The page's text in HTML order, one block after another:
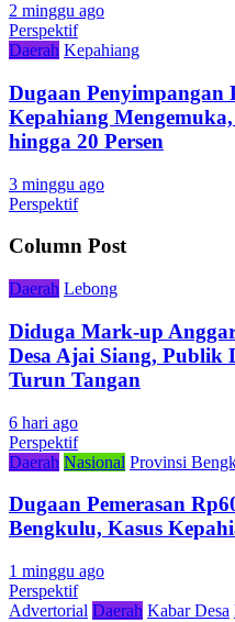
2 minggu ago
Perspektif
Daerah Kepahiang
Dugaan Penyimpangan
Kepahiang
hingga 20 Persen
3 minggu ago
Perspektif
Column Post
Daerah Lebong
Diduga Mark-up
Desa Ajai Siang, Publik
Turun Tangan
6 hari ago
Perspektif
Daerah Nasional Provinsi
Dugaan Pemerasan
Bengkulu, Kasus
1 minggu ago
Perspektif
Advertorial Daerah Kabar Desa